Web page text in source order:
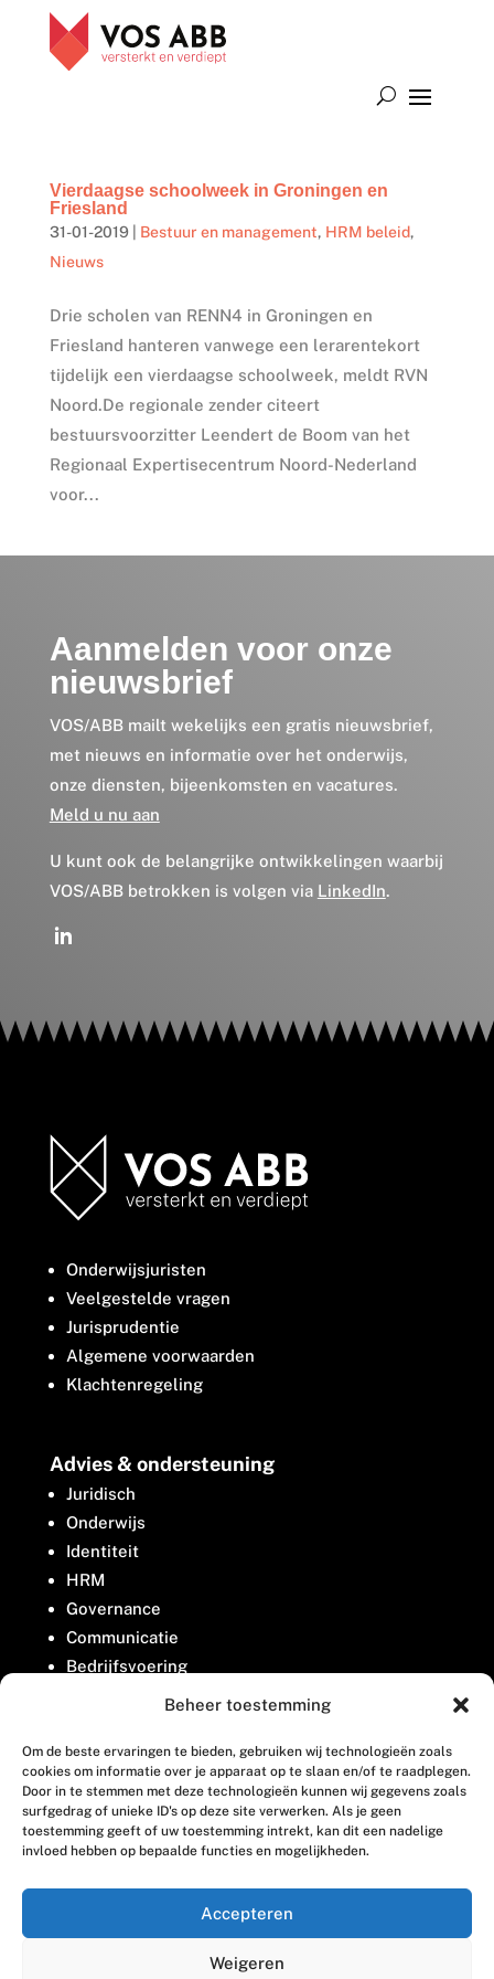
Beheer toestemming
Om de beste ervaringen te bieden, gebruiken wij technologieën zoals
cookies om informatie over je apparaat op te slaan en/of te raadplegen.
Door in te stemmen met deze technologieën kunnen wij gegevens zoals
surfgedrag of unieke ID's op deze site verwerken. Als je geen
toestemming geeft of uw toestemming intrekt, kan dit een nadelige
invloed hebben op bepaalde functies en mogelijkheden.
Accepteren
Weigeren
Vierdaagse schoolweek in Groningen en
Friesland
31-01-2019| Bestuur en management, HRM beleid,
Nieuws
Drie scholen van RENN4 in Groningen en
Friesland hanteren vanwege een lerarentekort
tijdelijk een vierdaagse schoolweek, meldt RVN
Noord.De regionale zender citeert
bestuursvoorzitter Leendert de Boom van het
Regionaal Expertisecentrum Noord-Nederland
voor...
Aanmelden voor onze
nieuwsbrief
VOS/ABB mailt wekelijks een gratis nieuwsbrief,
met nieuws en informatie over het onderwijs,
onze diensten, bijeenkomsten en vacatures.
Meld u nu aan
U kunt ook de belangrijke ontwikkelingen waarbij
VOS/ABB betrokken is volgen via LinkedIn.
Onderwijsjuristen
Veelgestelde vragen
Jurisprudentie
Algemene voorwaarden
Klachtenregeling
Advies & ondersteuning
Juridisch
Onderwijs
Identiteit
HRM
Governance
Communicatie
Bedrijfsvoering
Belangenbehartiging
Contact
Houttuinlaan 8
3447 GM Woerden